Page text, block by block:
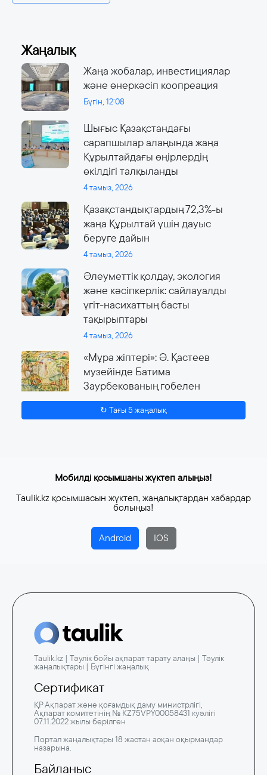
Жаңалық
Жаңа жобалар, инвестициялар
және өнеркәсіп коопреация
Бүгін, 12:08
Шығыс Қазақстандағы
сарапшылар алаңында жаңа
Құрылтайдағы өңірлердің
өкілдігі талқыланды
4 тамыз, 2026
Қазақстандықтардың 72,3%-ы
жаңа Құрылтай үшін дауыс
беруге дайын
4 тамыз, 2026
Әлеуметтік қолдау, экология
және кәсіпкерлік: сайлауалды
үгіт-насихаттың басты
тақырыптары
4 тамыз, 2026
«Мұра жіптері»: Ә. Қастеев
музейінде Батима
Заурбекованың гобелен
өнеріне арналған ауқымды
көрме өтеді
↻ Тағы 5 жаңалық
Мобилді қосымшаны жүктеп алыңыз!
Taulik.kz қосымшасын жүктеп, жаңалықтардан хабардар
болыңыз!
Android IOS
Taulik.kz | Тәулік бойы ақпарат тарату алаңы | Тәулік
жаңалықтары | Бүгінгі жаңалық
Сертификат
ҚР Ақпарат және қоғамдық даму министрлігі,
Ақпарат комитетінің № KZ75VPY00058431 куәлігі
07.11.2022 жылы берілген
Портал жаңалықтары 18 жастан асқан оқырмандар
назарына.
Байланыс